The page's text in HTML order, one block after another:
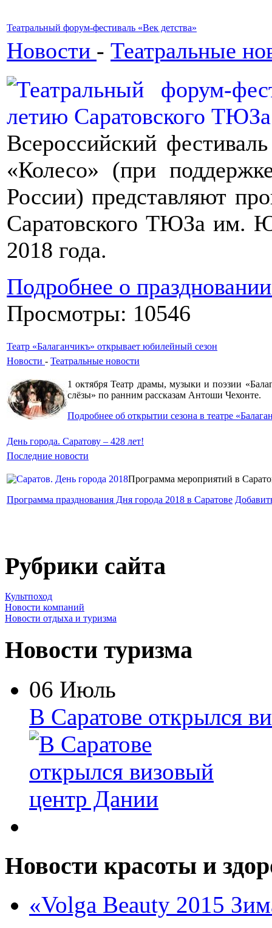
Театральный форум-фестиваль «Век детства»
Новости - Театральные
Всероссийский
«Колесо» (при
России) представляют
Саратовского ТЮЗа им.
2018 года.
Подробнее о
Просмотры: 10546
Театр «Балаганчикъ» открывает юбилейный сезон
Новости - Театральные новости
1 октября Театр драмы, музыки и поэзии
слёзы» по ранним рассказам Антоши Чехонте.
Подробнее об открытии сезона в театре
День города. Саратову – 428 лет!
Последние новости
Программа мероприятий в
Программа празднования Дня города 2018 в Саратове
Рубрики сайта
Культпоход
Новости компаний
Новости отдыха и туризма
Новости туризма
06 Июль
В Саратове открылся
Новости красоты и
«Volga Beauty 2015